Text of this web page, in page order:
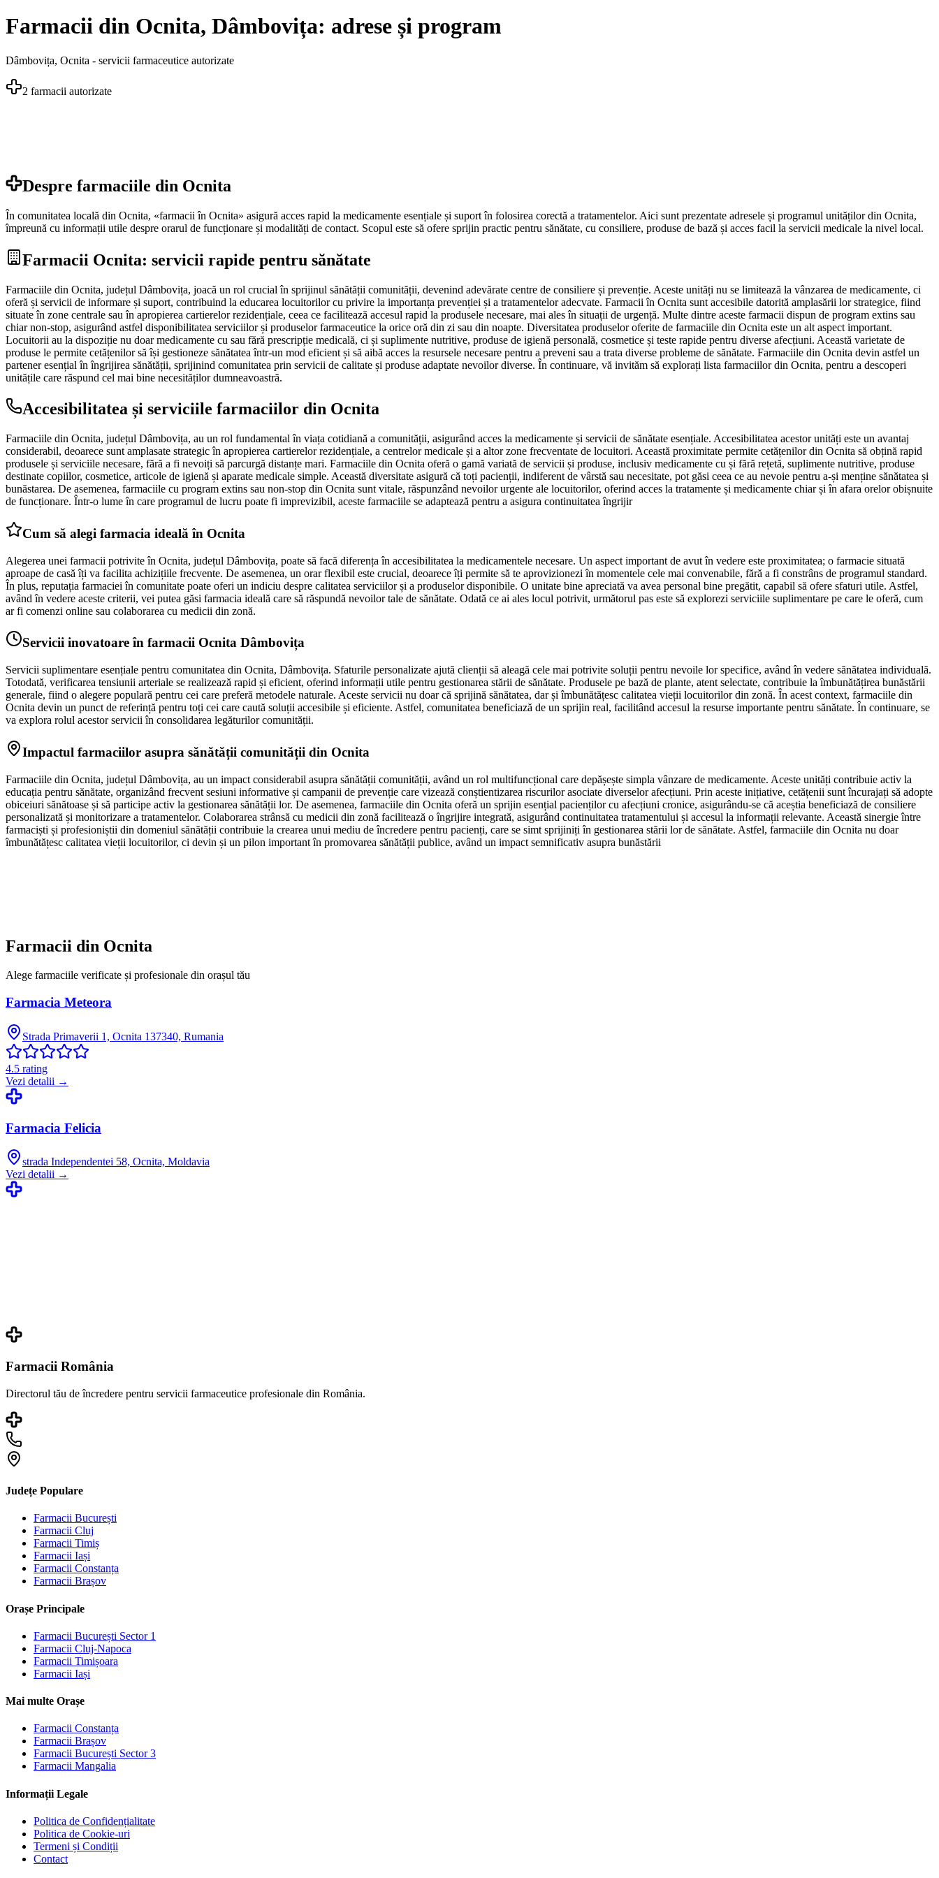
Farmacii din Ocnita, Dâmbovița: adrese și program
Dâmbovița, Ocnita - servicii farmaceutice autorizate
2 farmacii autorizate
Despre farmaciile din Ocnita
În comunitatea locală din Ocnita, «farmacii în Ocnita» asigură acces rapid la medicamente esențiale și suport în folosirea corectă a tratamentelor. Aici sunt prezentate adresele și programul unităților din Ocnita,
împreună cu informații utile despre orarul de funcționare și modalități de contact. Scopul este să ofere sprijin practic pentru sănătate, cu consiliere, produse de bază și acces facil la servicii medicale la nivel local.
Farmacii Ocnita: servicii rapide pentru sănătate
Farmaciile din Ocnita, județul Dâmbovița, joacă un rol crucial în sprijinul sănătății comunității, devenind adevărate centre de consiliere și prevenție. Aceste unități nu se limitează la vânzarea de medicamente, ci
oferă și servicii de informare și suport, contribuind la educarea locuitorilor cu privire la importanța prevenției și a tratamentelor adecvate. Farmacii în Ocnita sunt accesibile datorită amplasării lor strategice, fiind
situate în zone centrale sau în apropierea cartierelor rezidențiale, ceea ce facilitează accesul rapid la produsele necesare, mai ales în situații de urgență. Multe dintre aceste farmacii dispun de program extins sau
chiar non-stop, asigurând astfel disponibilitatea serviciilor și produselor farmaceutice la orice oră din zi sau din noapte. Diversitatea produselor oferite de farmaciile din Ocnita este un alt aspect important.
Locuitorii au la dispoziție nu doar medicamente cu sau fără prescripție medicală, ci și suplimente nutritive, produse de igienă personală, cosmetice și teste rapide pentru diverse afecțiuni. Această varietate de
produse le permite cetățenilor să își gestioneze sănătatea într-un mod eficient și să aibă acces la resursele necesare pentru a preveni sau a trata diverse probleme de sănătate. Farmaciile din Ocnita devin astfel un
partener esențial în îngrijirea sănătății, sprijinind comunitatea prin servicii de calitate și produse adaptate nevoilor diverse. În continuare, vă invităm să explorați lista farmaciilor din Ocnita, pentru a descoperi
unitățile care răspund cel mai bine necesităților dumneavoastră.
Accesibilitatea și serviciile farmaciilor din Ocnita
Farmaciile din Ocnita, județul Dâmbovița, au un rol fundamental în viața cotidiană a comunității, asigurând acces la medicamente și servicii de sănătate esențiale. Accesibilitatea acestor unități este un avantaj
considerabil, deoarece sunt amplasate strategic în apropierea cartierelor rezidențiale, a centrelor medicale și a altor zone frecventate de locuitori. Această proximitate permite cetățenilor din Ocnita să obțină rapid
produsele și serviciile necesare, fără a fi nevoiți să parcurgă distanțe mari. Farmaciile din Ocnita oferă o gamă variată de servicii și produse, inclusiv medicamente cu și fără rețetă, suplimente nutritive, produse
destinate copiilor, cosmetice, articole de igienă și aparate medicale simple. Această diversitate asigură că toți pacienții, indiferent de vârstă sau necesitate, pot găsi ceea ce au nevoie pentru a-și menține sănătatea și
bunăstarea. De asemenea, farmaciile cu program extins sau non-stop din Ocnita sunt vitale, răspunzând nevoilor urgente ale locuitorilor, oferind acces la tratamente și medicamente chiar și în afara orelor obișnuite
de funcționare. Într-o lume în care programul de lucru poate fi imprevizibil, aceste farmaciile se adaptează pentru a asigura continuitatea îngrijir
Cum să alegi farmacia ideală în Ocnita
Alegerea unei farmacii potrivite în Ocnita, județul Dâmbovița, poate să facă diferența în accesibilitatea la medicamentele necesare. Un aspect important de avut în vedere este proximitatea; o farmacie situată
aproape de casă îți va facilita achizițiile frecvente. De asemenea, un orar flexibil este crucial, deoarece îți permite să te aprovizionezi în momentele cele mai convenabile, fără a fi constrâns de programul standard.
În plus, reputația farmaciei în comunitate poate oferi un indiciu despre calitatea serviciilor și a produselor disponibile. O unitate bine apreciată va avea personal bine pregătit, capabil să ofere sfaturi utile. Astfel,
având în vedere aceste criterii, vei putea găsi farmacia ideală care să răspundă nevoilor tale de sănătate. Odată ce ai ales locul potrivit, următorul pas este să explorezi serviciile suplimentare pe care le oferă, cum
ar fi comenzi online sau colaborarea cu medicii din zonă.
Servicii inovatoare în farmacii Ocnita Dâmbovița
Servicii suplimentare esențiale pentru comunitatea din Ocnita, Dâmbovița. Sfaturile personalizate ajută clienții să aleagă cele mai potrivite soluții pentru nevoile lor specifice, având în vedere sănătatea individuală.
Totodată, verificarea tensiunii arteriale se realizează rapid și eficient, oferind informații utile pentru gestionarea stării de sănătate. Produsele pe bază de plante, atent selectate, contribuie la îmbunătățirea bunăstării
generale, fiind o alegere populară pentru cei care preferă metodele naturale. Aceste servicii nu doar că sprijină sănătatea, dar și îmbunătățesc calitatea vieții locuitorilor din zonă. În acest context, farmaciile din
Ocnita devin un punct de referință pentru toți cei care caută soluții accesibile și eficiente. Astfel, comunitatea beneficiază de un sprijin real, facilitând accesul la resurse importante pentru sănătate. În continuare, se
va explora rolul acestor servicii în consolidarea legăturilor comunității.
Impactul farmaciilor asupra sănătății comunității din Ocnita
Farmaciile din Ocnita, județul Dâmbovița, au un impact considerabil asupra sănătății comunității, având un rol multifuncțional care depășește simpla vânzare de medicamente. Aceste unități contribuie activ la
educația pentru sănătate, organizând frecvent sesiuni informative și campanii de prevenție care vizează conștientizarea riscurilor asociate diverselor afecțiuni. Prin aceste inițiative, cetățenii sunt încurajați să adopte
obiceiuri sănătoase și să participe activ la gestionarea sănătății lor. De asemenea, farmaciile din Ocnita oferă un sprijin esențial pacienților cu afecțiuni cronice, asigurându-se că aceștia beneficiază de consiliere
personalizată și monitorizare a tratamentelor. Colaborarea strânsă cu medicii din zonă facilitează o îngrijire integrată, asigurând continuitatea tratamentului și accesul la informații relevante. Această sinergie între
farmaciști și profesioniștii din domeniul sănătății contribuie la crearea unui mediu de încredere pentru pacienți, care se simt sprijiniți în gestionarea stării lor de sănătate. Astfel, farmaciile din Ocnita nu doar
îmbunătățesc calitatea vieții locuitorilor, ci devin și un pilon important în promovarea sănătății publice, având un impact semnificativ asupra bunăstării
Farmacii din Ocnita
Alege farmaciile verificate și profesionale din orașul tău
Farmacia Meteora
Strada Primaverii 1, Ocnita 137340, Rumania
4.5 rating
Vezi detalii →
Farmacia Felicia
strada Independentei 58, Ocnita, Moldavia
Vezi detalii →
Farmacii România
Directorul tău de încredere pentru servicii farmaceutice profesionale din România.
Județe Populare
Farmacii București
Farmacii Cluj
Farmacii Timiș
Farmacii Iași
Farmacii Constanța
Farmacii Brașov
Orașe Principale
Farmacii București Sector 1
Farmacii Cluj-Napoca
Farmacii Timișoara
Farmacii Iași
Mai multe Orașe
Farmacii Constanța
Farmacii Brașov
Farmacii București Sector 3
Farmacii Mangalia
Informații Legale
Politica de Confidențialitate
Politica de Cookie-uri
Termeni și Condiții
Contact